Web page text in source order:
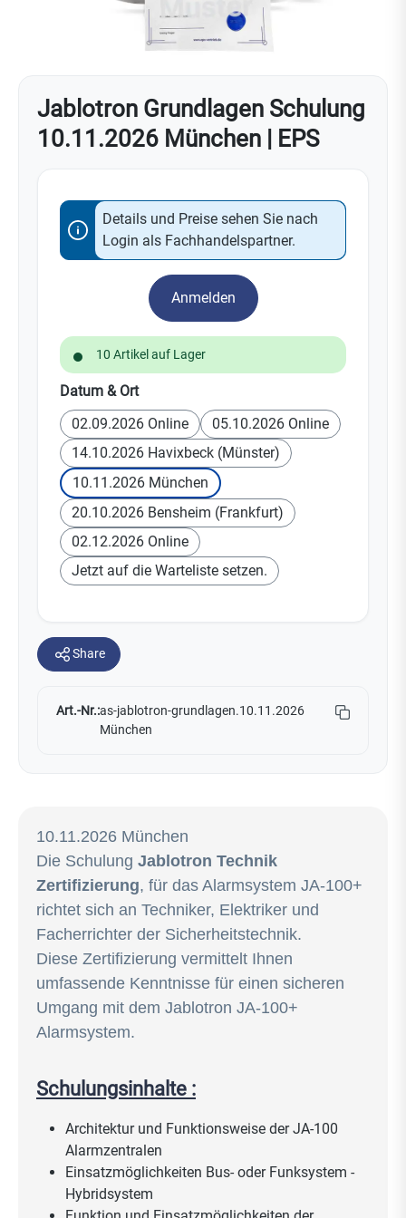
Jablotron Grundlagen Schulung
10.11.2026 München | EPS
Details und Preise sehen Sie nach
Login als Fachhandelspartner.
Anmelden
10 Artikel auf Lager
Datum & Ortauswählen
02.09.2026 Online
05.10.2026 Online
14.10.2026 Havixbeck (Münster)
10.11.2026 München
20.10.2026 Bensheim (Frankfurt)
02.12.2026 Online
Jetzt auf die Warteliste setzen.
Share
Art.-Nr.:as-jablotron-grundlagen.10.11.2026
München
10.11.2026 München
Die Schulung Jablotron Technik
Zertifizierung, für das Alarmsystem JA-100+
richtet sich an Techniker, Elektriker und
Facherrichter der Sicherheitstechnik.
Diese Zertifizierung vermittelt Ihnen
umfassende Kenntnisse für einen sicheren
Umgang mit dem Jablotron JA-100+
Alarmsystem.
Schulungsinhalte :
Architektur und Funktionsweise der JA-100
Alarmzentralen
Einsatzmöglichkeiten Bus- oder Funksystem -
Hybridsystem